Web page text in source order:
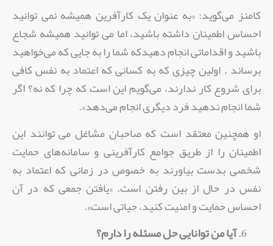
کامنز می‌گوید: «به عنوان یک کارآفرین همیشه نمی توانید
احساس اطمینان داشته باشید،‌ اما می توانید همیشه شجاع
باشید و اقداماتی انجام دهیدکه شما را به جایی که می‌خواهید
برساند . اولین چیزی که به کسانی که اعتماد به نفس کافی
برای شروع کار ندارند، ‌می‌گویم این است که چرا که نه؟‌ اگر
شما انجام ندهید فرد دیگری انجام می‌دهد».
او همچنین معتقد است که صاحبان مشاغل می توانند این
اطمینان را از طریق جوامع کارآفرینی و سامانه‌های حمایت
شخصی بدست بیاورند به خصوص در زمانی که اعتماد به
نفس در حال از بین رفتن است. «یافتن جمعی که در آن
احساس حمایت و امنیت کنید، حیاتی است».
آیا من توانایی حل مسئله را دارم؟